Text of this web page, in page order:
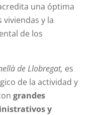
una óptima
viviendas y la
de los
de Llobregat, es
de la actividad y
grandes
y